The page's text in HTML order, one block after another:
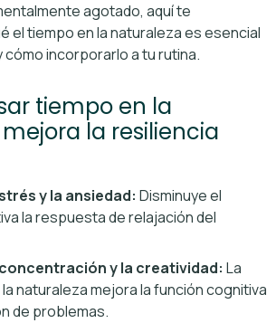
agotado, aquí te
el tiempo en la naturaleza es esencial
cómo incorporarlo a tu rutina.
tiempo en la
la resiliencia
y la ansiedad: Disminuye el
la respuesta de relajación del
y la creatividad: La
naturaleza mejora la función cognitiva
de problemas.